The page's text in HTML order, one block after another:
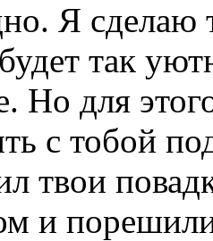
Я сделаю
так
Но для
с тобой
твои
и